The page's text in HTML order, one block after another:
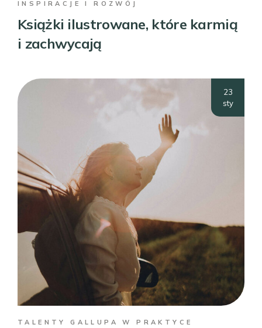
INSPIRACJE I ROZWÓJ
Książki ilustrowane, które karmią
i zachwycają
23
sty
TALENTY GALLUPA W PRAKTYCE